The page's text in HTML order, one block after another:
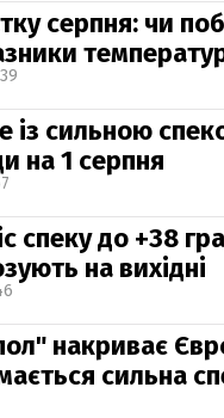
серпня: чи
із сильною
на 1 серпня
спеку до +38
на вихідні
накриває
сильна